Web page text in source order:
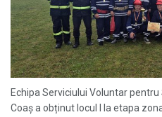
Echipa Serviciului Voluntar
Coaș a obținut locul I la etapa